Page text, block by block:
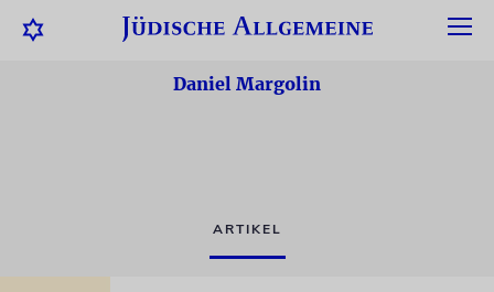
Daniel Margolin
ARTIKEL